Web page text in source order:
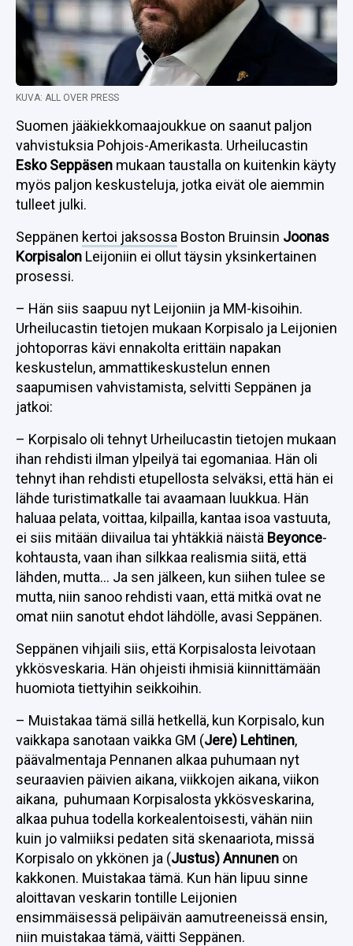
KUVA: ALL OVER PRESS
Suomen jääkiekkomaajoukkue on saanut paljon
vahvistuksia Pohjois-Amerikasta. Urheilucastin
Esko Seppäsen mukaan taustalla on kuitenkin käyty
myös paljon keskusteluja, jotka eivät ole aiemmin
tulleet julki.
Seppänen kertoi jaksossa Boston Bruinsin Joonas
Korpisalon Leijoniin ei ollut täysin yksinkertainen
prosessi.
– Hän siis saapuu nyt Leijoniin ja MM-kisoihin.
Urheilucastin tietojen mukaan Korpisalo ja Leijonien
johtoporras kävi ennakolta erittäin napakan
keskustelun, ammattikeskustelun ennen
saapumisen vahvistamista, selvitti Seppänen ja
jatkoi:
– Korpisalo oli tehnyt Urheilucastin tietojen mukaan
ihan rehdisti ilman ylpeilyä tai egomaniaa. Hän oli
tehnyt ihan rehdisti etupellosta selväksi, että hän ei
lähde turistimatkalle tai avaamaan luukkua. Hän
haluaa pelata, voittaa, kilpailla, kantaa isoa vastuuta,
ei siis mitään diivailua tai yhtäkkiä näistä Beyonce-
kohtausta, vaan ihan silkkaa realismia siitä, että
lähden, mutta… Ja sen jälkeen, kun siihen tulee se
mutta, niin sanoo rehdisti vaan, että mitkä ovat ne
omat niin sanotut ehdot lähdölle, avasi Seppänen.
Seppänen vihjaili siis, että Korpisalosta leivotaan
ykkösveskaria. Hän ohjeisti ihmisiä kiinnittämään
huomiota tiettyihin seikkoihin.
– Muistakaa tämä sillä hetkellä, kun Korpisalo, kun
vaikkapa sanotaan vaikka GM (Jere) Lehtinen,
päävalmentaja Pennanen alkaa puhumaan nyt
seuraavien päivien aikana, viikkojen aikana, viikon
aikana, puhumaan Korpisalosta ykkösveskarina,
alkaa puhua todella korkealentoisesti, vähän niin
kuin jo valmiiksi pedaten sitä skenaariota, missä
Korpisalo on ykkönen ja (Justus) Annunen on
kakkonen. Muistakaa tämä. Kun hän lipuu sinne
aloittavan veskarin tontille Leijonien
ensimmäisessä pelipäivän aamutreeneissä ensin,
niin muistakaa tämä, väitti Seppänen.